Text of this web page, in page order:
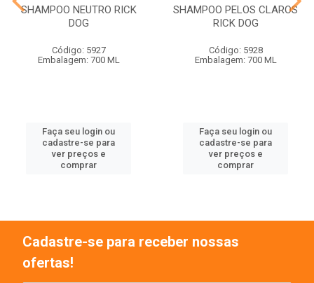
SHAMPOO NEUTRO RICK
DOG
Código: 5927
Embalagem: 700 ML
Faça seu login ou
cadastre-se para
ver preços e
comprar
SHAMPOO PELOS CLAROS
RICK DOG
Código: 5928
Embalagem: 700 ML
Faça seu login ou
cadastre-se para
ver preços e
comprar
Cadastre-se para receber nossas
ofertas!